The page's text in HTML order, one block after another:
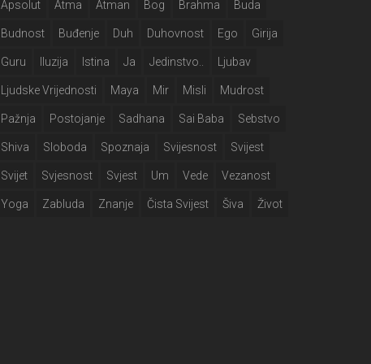
Apsolut Atma Atman Bog Brahma Buda
Budnost Buđenje Duh Duhovnost Ego Girija
Guru Iluzija Istina Ja Jedinstvo.. Ljubav
Ljudske Vrijednosti Maya Mir Misli Mudrost
Pažnja Postojanje Sadhana Sai Baba Sebstvo
Shiva Sloboda Spoznaja Svijesnost Svijest
Svijet Svjesnost Svjest Um Vede Vezanost
Yoga Zabluda Znanje Čista Svijest Šiva Život